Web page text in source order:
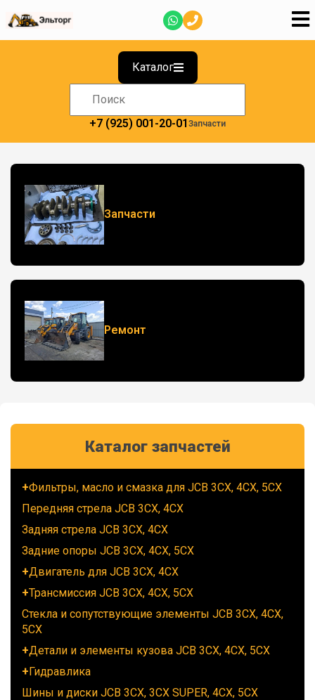
Каталог
+7 (925) 001-20-01 Запчасти
Запчасти
Ремонт
Каталог запчастей
Фильтры, масло и смазка для JCB 3CX, 4CX, 5CX
Передняя стрела JCB 3CX, 4CX
Задняя стрела JCB 3CX, 4CX
Задние опоры JCB 3CX, 4CX, 5CX
Двигатель для JCB 3CX, 4CX
Трансмиссия JCB 3CX, 4CX, 5CX
Стекла и сопутствующие элементы JCB 3CX, 4CX,
5CX
Детали и элементы кузова JCB 3CX, 4CX, 5CX
Гидравлика
Шины и диски JCB 3CX, 3CX SUPER, 4CX, 5CX